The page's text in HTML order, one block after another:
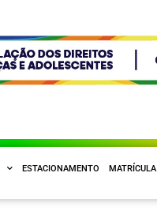
ESTACIONAMENTO MATRÍCULA